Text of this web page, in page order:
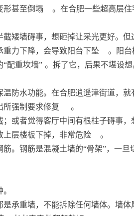
形甚至倒塌
。在合肥一些超高层住
矮墙碍事，想砸掉让采光更好。但
力下降，会导致阳台下坠
。阳台
配重坎墙” 。拆了它，后果不堪设想
防水功能。在合肥逍遥津街道，就
所强制要求修复
。
或者觉得客厅中间有根柱子碍事，
上层楼板下掉，非常危险
。
。钢筋是混凝土墙的“骨架”，一旦
承重墙，不能拆除任何墙体。墙体